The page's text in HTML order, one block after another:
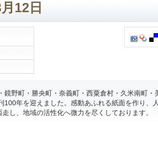
12日
鏡野町・勝央町・奈義町・西粟倉村・久米南町・
年を迎えました。感動あふれる紙面を作り、
し、地域の活性化へ微力を尽くしております。